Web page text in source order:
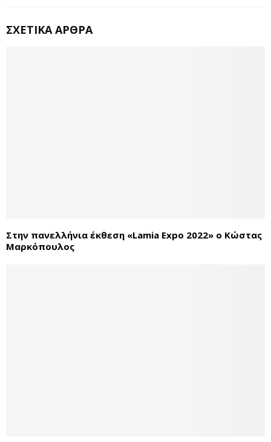
ΣΧΕΤΙΚΆ ΆΡΘΡΑ
Στην πανελλήνια έκθεση «Lamia Expo 2022» ο Κώστας
Μαρκόπουλος